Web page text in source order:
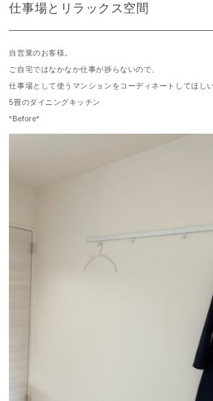
仕事場とリラックス空間
自営業のお客様。
ご自宅ではなかなか仕事が捗らないので、
仕事場として使うマンションをコーディネートしてほし
5畳のダイニングキッチン
*Before*